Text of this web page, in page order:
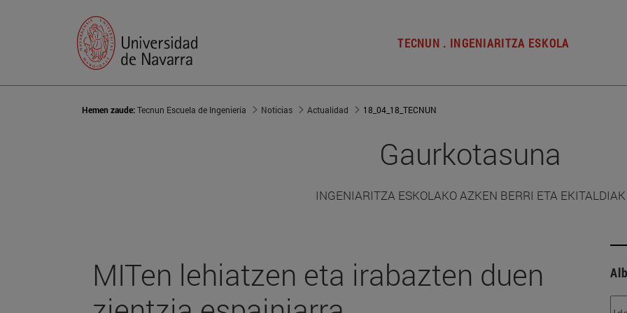
TECNUN . INGENIARITZA ESKOLA
Hemen zaude:Tecnun Escuela de Ingeniería Noticias Actualidad 18_04_18_TECNUN
Gaurkotasuna
INGENIARITZA ESKOLAKO AZKEN BERRI ETA EKITALDIAK
MITen lehiatzen eta irabazten duen